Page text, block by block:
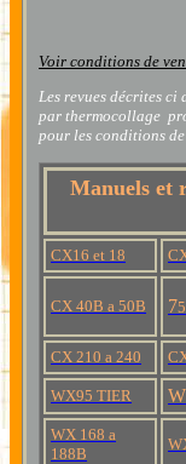
Voir conditions de
Les revues décrites ci
par thermocollage
pour les conditions
Manuels et
CX16 et 18
CX 40B a 50B 7
CX 210 a 240
WX95 TIER W
WX 168 a
188B